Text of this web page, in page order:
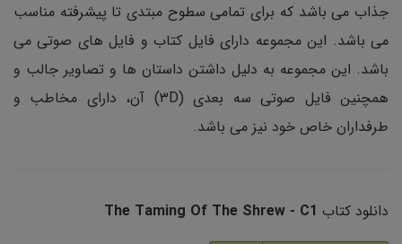
جذاب می باشد که برای تمامی سطوح مبتدی تا پیشرفته مناسب
می باشد. این مجموعه دارای فایل کتاب و فایل های صوتی می
باشد. این مجموعه به دلیل داشتن داستان ها و تصاویر جالب و
همچنین فایل صوتی سه بعدی (۳D) آن، دارای مخاطب و
طرفداران خاص خود نیز می باشد.
دانلود کتاب The Taming Of The Shrew - C1